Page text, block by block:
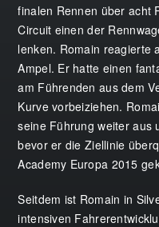
finalen Rennen über acht
Circuit einen der
lenken. Romain reagierte
Ampel. Er hatte einen
am Führenden aus dem
Kurve vorbeiziehen.
seine Führung weiter aus
bevor er die Ziellinie
Academy Europa 2015
Seitdem ist Romain in
intensiven